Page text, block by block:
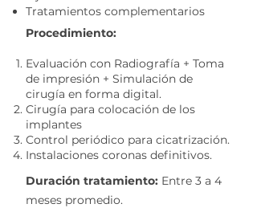
Tratamientos complementarios
Procedimiento:
Evaluación con Radiografía + Toma
de impresión + Simulación de
cirugía en forma digital.
Cirugía para colocación de los
implantes
Control periódico para cicatrización.
Instalaciones coronas definitivos.
Duración tratamiento: Entre 3 a 4
meses promedio.